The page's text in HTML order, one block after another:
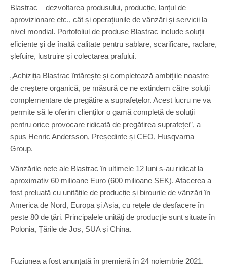
Blastrac – dezvoltarea produsului, producție, lanțul de
aprovizionare etc., cât și operațiunile de vânzări și servicii la
nivel mondial. Portofoliul de produse Blastrac include soluții
eficiente și de înaltă calitate pentru sablare, scarificare, raclare,
șlefuire, lustruire și colectarea prafului.
„Achiziția Blastrac întărește și completează ambițiile noastre
de creștere organică, pe măsură ce ne extindem către soluții
complementare de pregătire a suprafețelor. Acest lucru ne va
permite să le oferim clienților o gamă completă de soluții
pentru orice provocare ridicată de pregătirea suprafeței”, a
spus Henric Andersson, Președinte și CEO, Husqvarna
Group.
Vânzările nete ale Blastrac în ultimele 12 luni s-au ridicat la
aproximativ 60 milioane Euro (600 milioane SEK). Afacerea a
fost preluată cu unitățile de producție și birourile de vânzări în
America de Nord, Europa și Asia, cu rețele de desfacere în
peste 80 de țări. Principalele unități de producție sunt situate în
Polonia, Țările de Jos, SUA și China.
Fuziunea a fost anunțată în premieră în 24 noiembrie 2021.